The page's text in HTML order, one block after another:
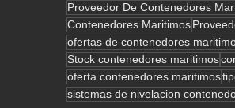
Proveedor De Contenedores
Contenedores Maritimos
ofertas de contenedores
Stock contenedores maritimos
oferta contenedores maritimos
sistemas de nivelacion